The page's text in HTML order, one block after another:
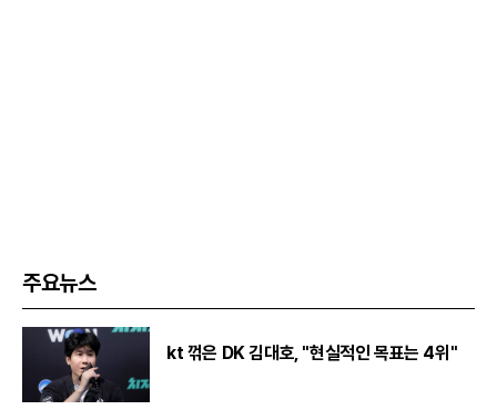
주요뉴스
kt 꺾은 DK 김대호, "현실적인 목표는 4위"